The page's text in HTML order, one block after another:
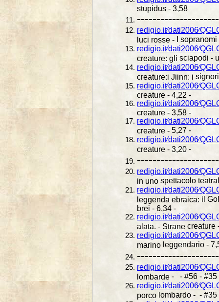
stupidus - 3,58
---------------------
luci rosse - I sopranomi
creature: gli sciapodi -
creature:i Jiinn: i
creature - 4,22 -
creature - 3,58 -
creature - 5,27 -
creature - 3,20 -
---------------------
in uno spettacolo
leggenda ebraica: il
brei - 6,34 -
alata. - Strane creature
marino leggendario -
---------------------
lombarde - - #56 - #35
porco lombardo - - #35